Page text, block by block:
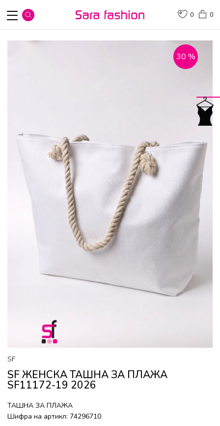
0
0
30 %
SF
SF ЖЕНСКА ТАШНА ЗА ПЛАЖА
SF11172-19 2026
ТАШНА ЗА ПЛАЖА
Шифра на артикл: 74296710